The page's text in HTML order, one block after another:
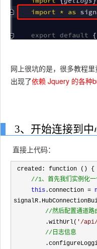
网上很坑的是，很多教程
出现了依赖 Jquery 的各种
3、开始连接到
直接上代码：
//1、首先我们实例化
this .connection =
//然后配置通道路
         .withUrl(
'/api/
// 日志信息